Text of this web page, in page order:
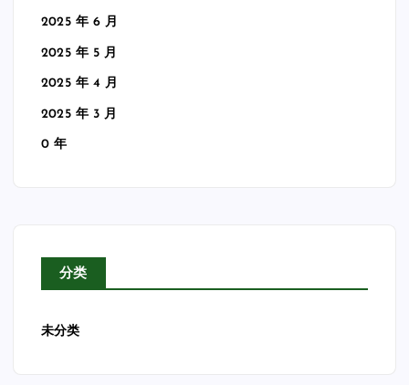
2025 年 6 月
2025 年 5 月
2025 年 4 月
2025 年 3 月
0 年
分类
未分类